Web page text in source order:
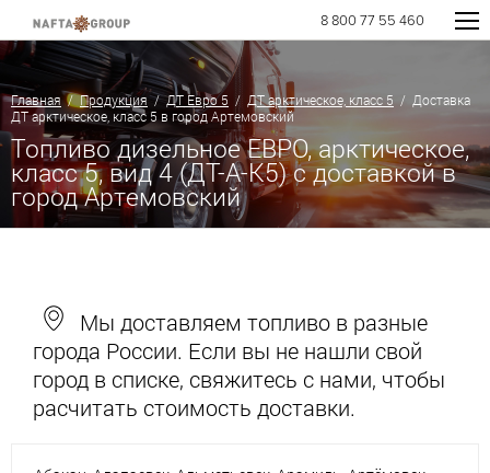
8 800 77 55 460
Главная/Продукция/ДТ Евро 5 / ДТ арктическое, класс 5 / Доставка
ДТ арктическое, класс 5 в город Артемовский
Топливо дизельное ЕВРО, арктическое,
класс 5, вид 4 (ДТ-А-К5) с доставкой в
город Артемовский
Мы доставляем топливо в разные
города России. Если вы не нашли свой
город в списке, свяжитесь с нами, чтобы
расчитать стоимость доставки.